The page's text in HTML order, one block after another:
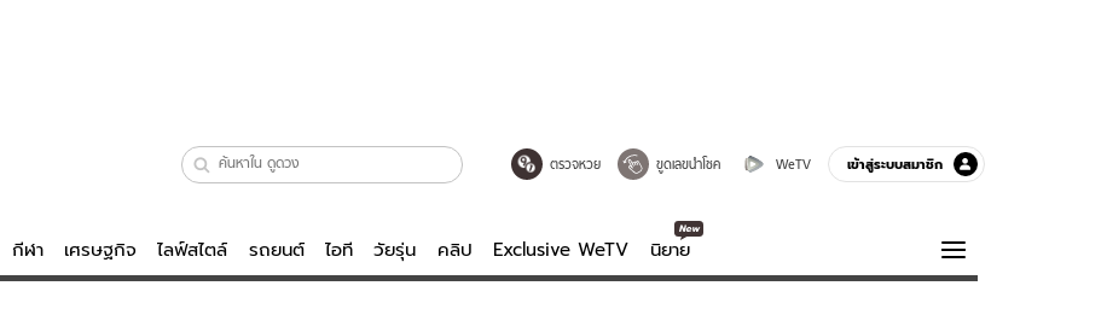
ตรวจหวย ขูดเลขนำโชค WeTV เข้าสู่ระบบสมาชิก
กีฬา เศรษฐกิจ ไลฟ์สไตล์ รถยนต์ ไอที วัยรุ่น คลิป Exclusive WeTV นิยาย